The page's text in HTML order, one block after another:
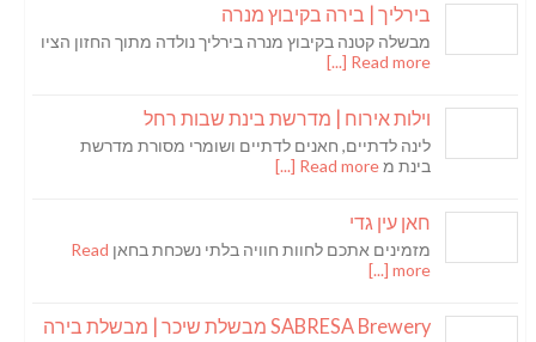
בירליך | בירה בקיבוץ מנרה
מבשלה קטנה בקיבוץ מנרה בירליך נולדה מתוך החזון הציו
Read more [...]
וילות אירוח | מדרשת בינת שבות רחל
לינה לדתיים, חאנים לדתיים ושומרי מסורת מדרשת
בינת מRead more [...]
חאן עין גדי
מזמינים אתכם לחוות חוויה בלתי נשכחת בחאן Read
more [...]
SABRESA Brewery מבשלת שיכר | מבשלת בירה